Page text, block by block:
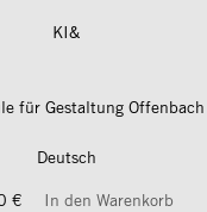
KI&
für Gestaltung Offenbach
Deutsch
€
In den Warenkorb